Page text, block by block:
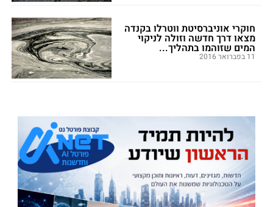
חוקרי אוניברסיטת ווטרלו בקנדה
מצאו דרך חדשה וזולה לניקוי
המים שזוהמו בתהליך...
11 בפברואר 2016